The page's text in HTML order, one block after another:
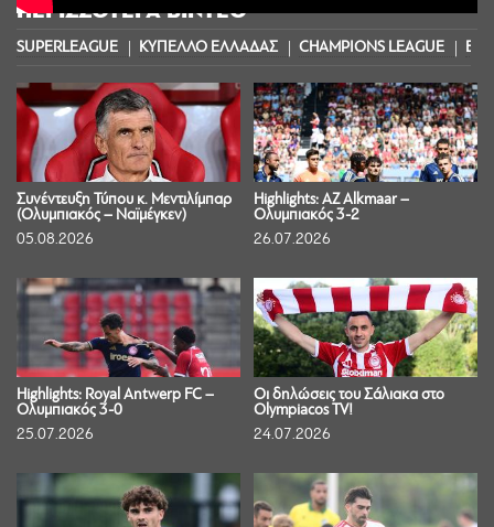
ΠΕΡΙΣΣΟΤΕΡΑ ΒΙΝΤΕΟ
SUPERLEAGUE ΚΥΠΕΛΛΟ ΕΛΛΑΔΑΣ CHAMPIONS LEAGUE
Συνέντευξη Τύπου κ. Μεντιλίμπαρ
(Ολυμπιακός – Ναϊμέγκεν)
05.08.2026
Highlights: AZ Alkmaar –
Ολυμπιακός 3-2
26.07.2026
Highlights: Royal Antwerp FC –
Ολυμπιακός 3-0
25.07.2026
Οι δηλώσεις του Σάλιακα στο
Olympiacos TV!
24.07.2026